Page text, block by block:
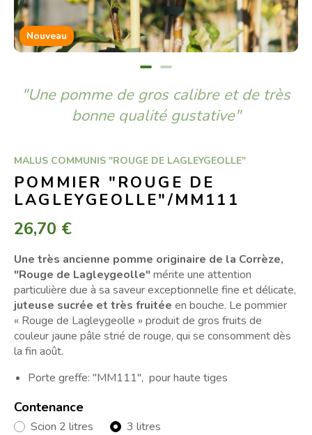
Nouveau
"Une pomme de gros calibre et de très
bonne qualité gustative"
MALUS COMMUNIS "ROUGE DE LAGLEYGEOLLE"
POMMIER "ROUGE DE
LAGLEYGEOLLE"/MM111
26,70 €
Une très ancienne pomme originaire de la Corrèze,
"Rouge de Lagleygeolle"mérite une attention
particulière due à sa saveur exceptionnelle fine et délicate,
juteuse sucrée et très fruitée en bouche. Le pommier
« Rouge de Lagleygeolle » produit de gros fruits de
couleur jaune pâle strié de rouge, qui se consomment dès
la fin août.
Porte greffe: "MM111", pour haute tiges
Contenance
Scion 2 litres 3 litres